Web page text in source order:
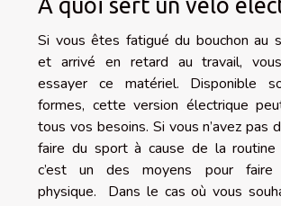
Si vous êtes fatigué du bouchon au
et arrivé en retard au travail, vous
essayer ce matériel. Disponible
formes, cette version électrique
tous vos besoins. Si vous n’avez pas
faire du sport à cause de la routine
c’est un des moyens pour faire
physique. Dans le cas où vous